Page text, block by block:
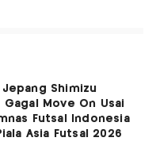
Shimizu
Gagal Move On Usai
Futsal Indonesia
Asia Futsal 2026